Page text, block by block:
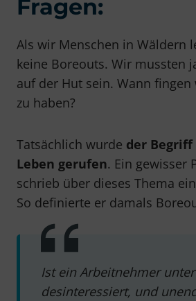
Fragen:
Als wir Menschen in Wäldern
keine Boreouts. Wir mussten
auf der Hut sein. Wann
zu haben?
Tatsächlich wurde der Begriff
Leben gerufen. Ein gewisser
schrieb über dieses Thema
So definierte er damals
Ist ein Arbeitnehmer
desinteressiert, und